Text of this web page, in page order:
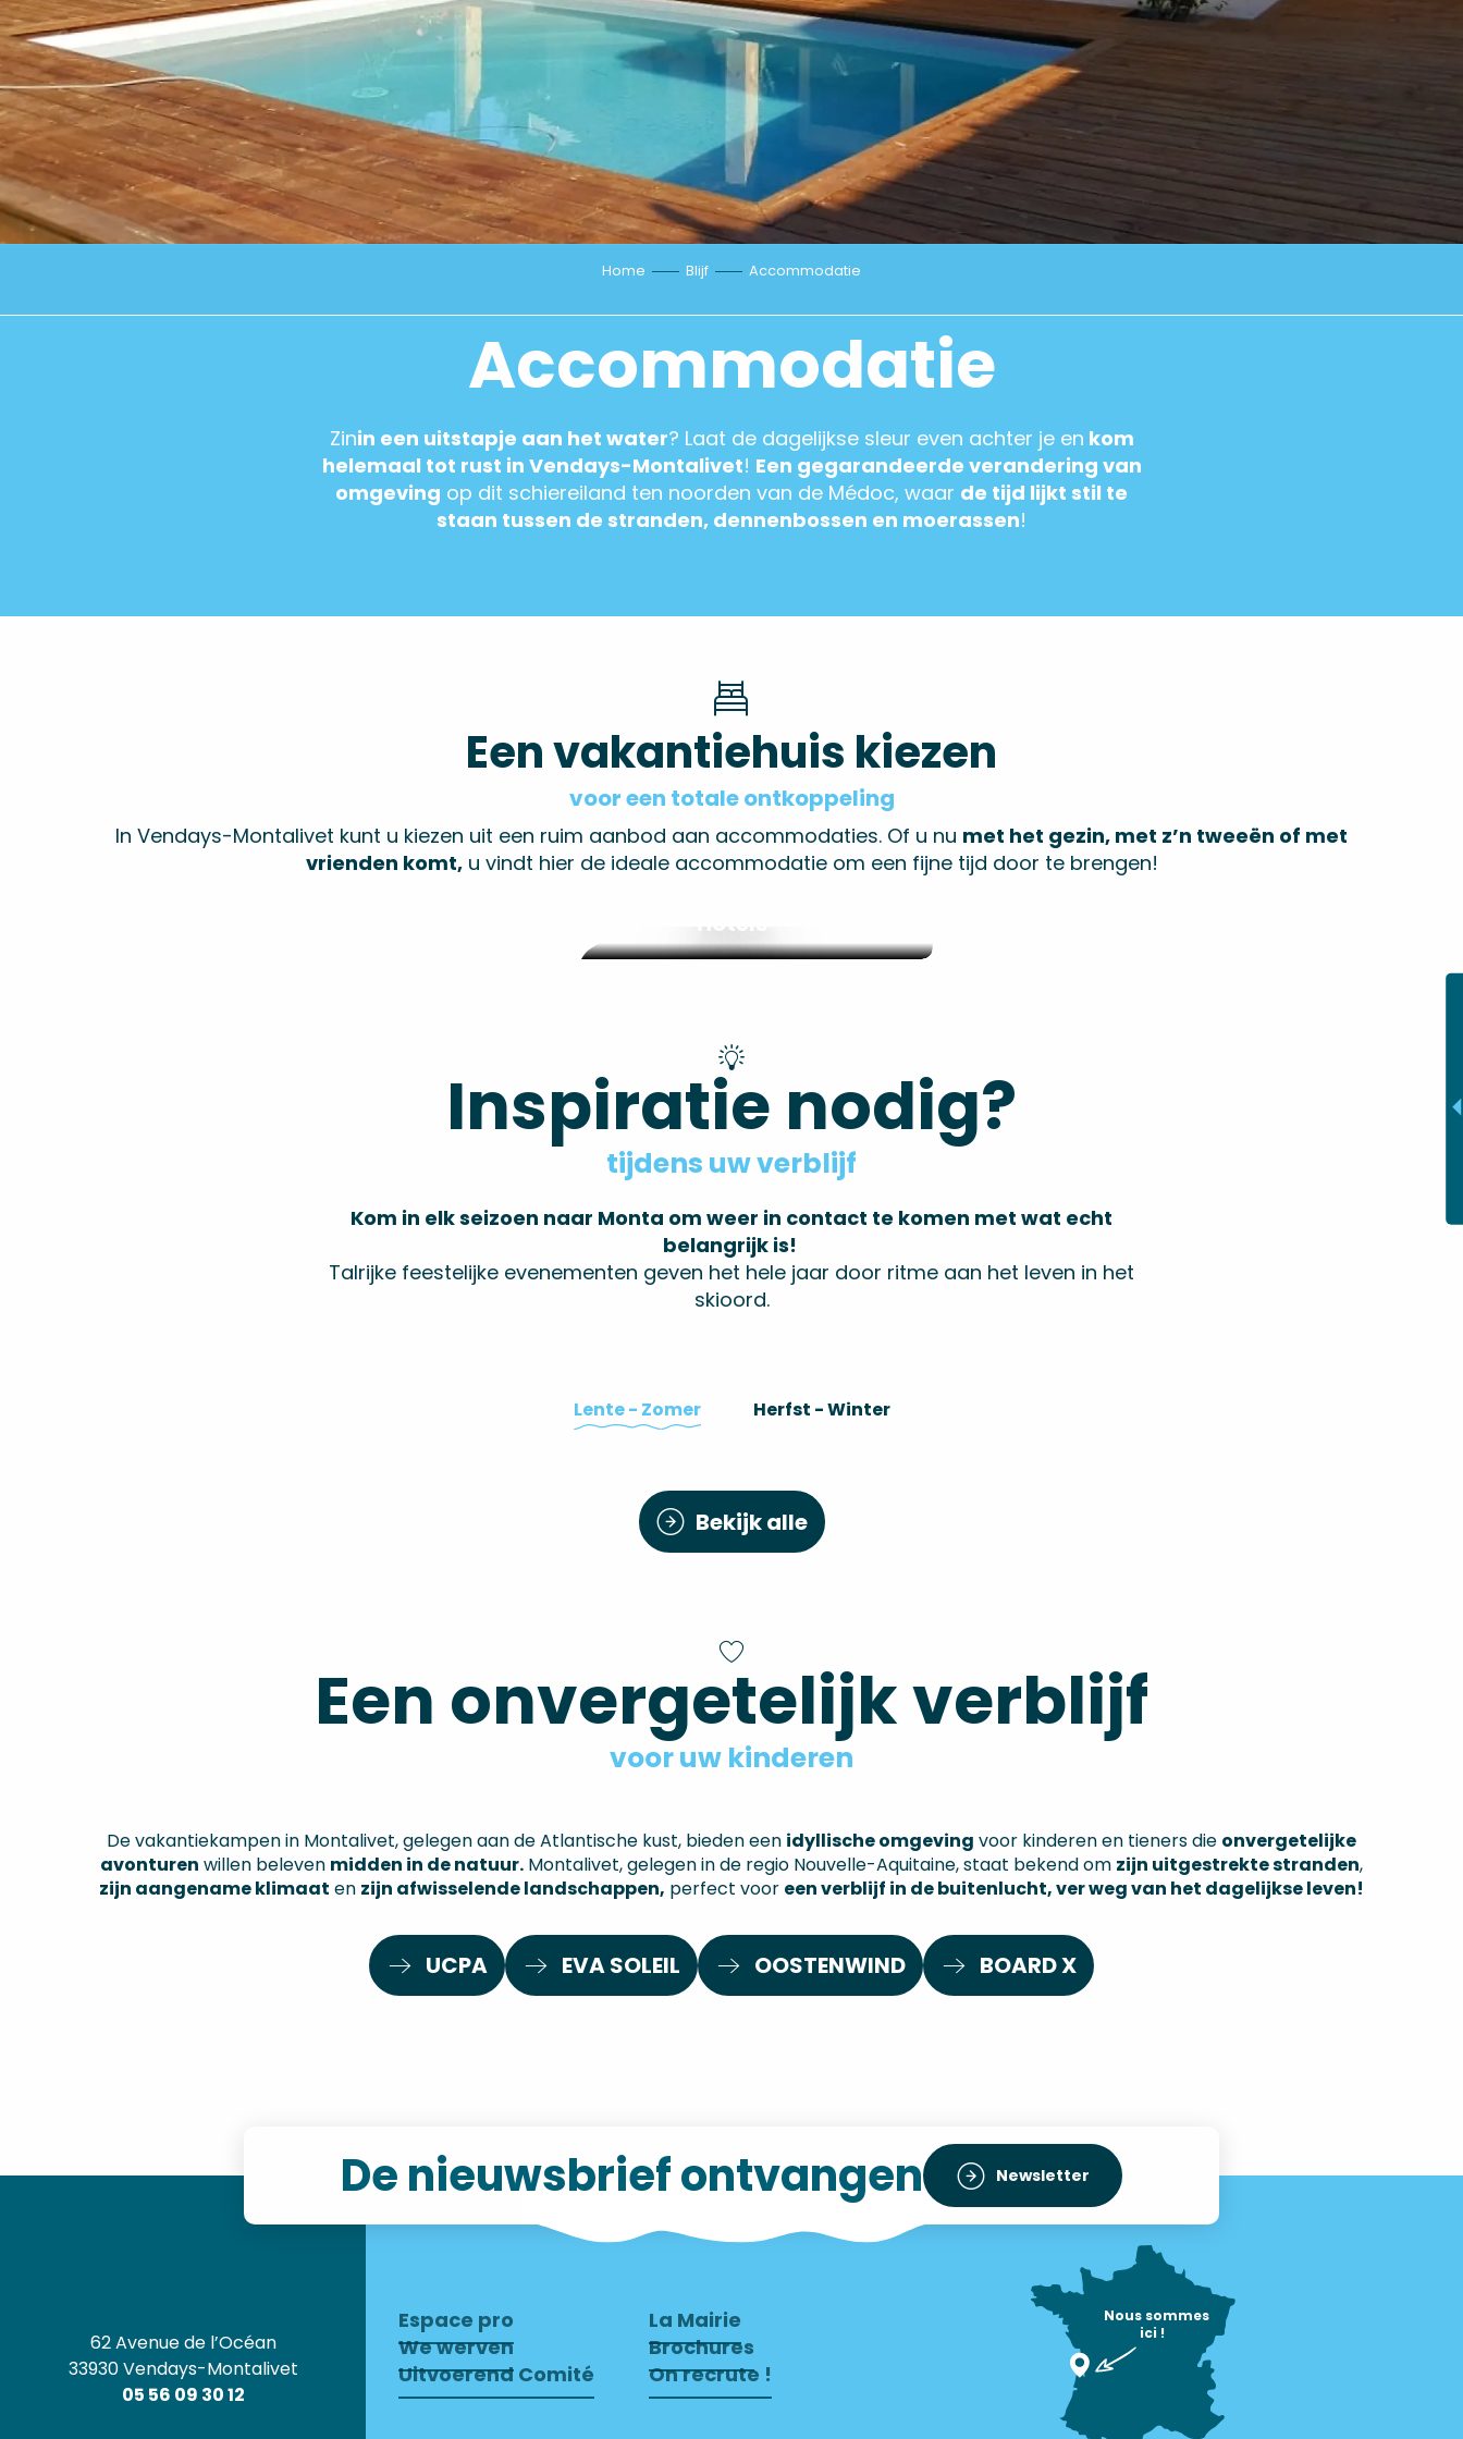
Home Blijf Accommodatie
Accommodatie
Zinin een uitstapje aan het water? Laat de dagelijkse sleur even achter je en kom
helemaal tot rust in Vendays-Montalivet! Een gegarandeerde verandering van
omgeving op dit schiereiland ten noorden van de Médoc, waar de tijd lijkt stil te
staan tussen de stranden, dennenbossen en moerassen!
Een vakantiehuis kiezen
voor een totale ontkoppeling
In Vendays-Montalivet kunt u kiezen uit een ruim aanbod aan accommodaties. Of u nu met het gezin, met z’n tweeën of met
vrienden komt,u vindt hier de ideale accommodatie om een fijne tijd door te brengen!
Hotels
Inspiratie nodig?
tijdens uw verblijf
Kom in elk seizoen naar Monta om weer in contact te komen met wat echt
belangrijk is!
Talrijke feestelijke evenementen geven het hele jaar door ritme aan het leven in het
skioord.
Lente - Zomer Herfst - Winter
Bekijk alle
Een onvergetelijk verblijf
voor uw kinderen
De vakantiekampen in Montalivet, gelegen aan de Atlantische kust, bieden een idyllische omgeving voor kinderen en tieners die onvergetelijke
avonturen willen beleven midden in de natuur. Montalivet, gelegen in de regio Nouvelle-Aquitaine, staat bekend om zijn uitgestrekte stranden,
zijn aangename klimaat en zijn afwisselende landschappen, perfect voor een verblijf in de buitenlucht, ver weg van het dagelijkse leven!
UCPA EVA SOLEIL OOSTENWIND BOARD X
De nieuwsbrief ontvangen Newsletter
62 Avenue de l’Océan
33930 Vendays-Montalivet
05 56 09 30 12
Espace pro
We werven
Uitvoerend Comité
La Mairie
Brochures
On recrute !
Nous sommes
ici !